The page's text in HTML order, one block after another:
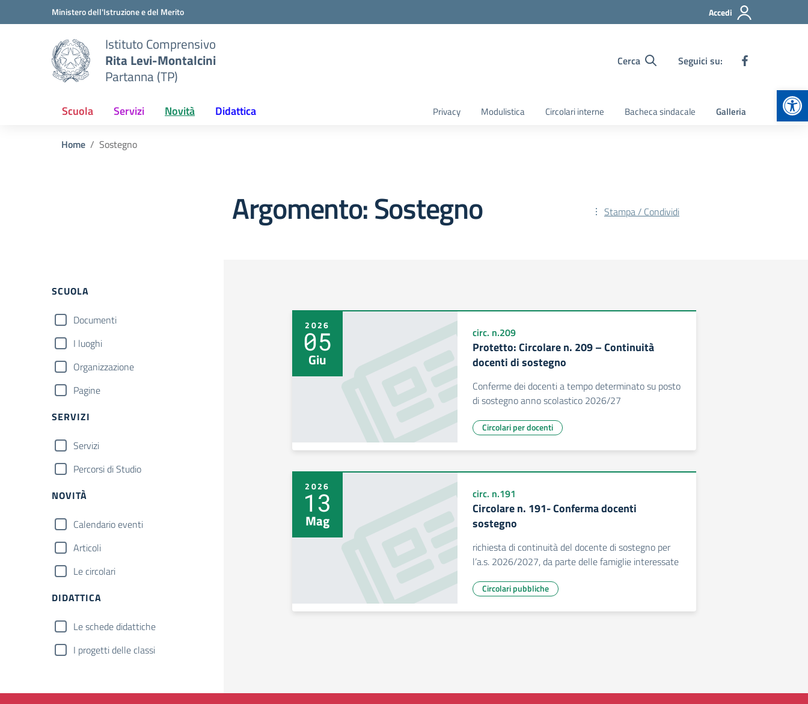
Vai ai contenuti
Vai al menu di navigazioneMinistero dell'Istruzione e del Merito Accedi
Istituto Comprensivo
Rita Levi-Montalcini
Partanna (TP)
Cerca Seguici su:
Scuola Servizi Novità Didattica Privacy Modulistica Circolari interne Bacheca sindacale Galleria
Home Sostegno
Argomento: Sostegno Stampa / Condividi
Filtri
SCUOLA
Documenti
I luoghi
Organizzazione
Pagine
SERVIZI
Servizi
Percorsi di Studio
NOVITÀ
Calendario eventi
Articoli
Le circolari
DIDATTICA
Le schede didattiche
I progetti delle classi
2026
05
Giu
circ. n.209
Protetto: Circolare n. 209 – Continuità
docenti di sostegno
Conferme dei docenti a tempo determinato su posto
di sostegno anno scolastico 2026/27
Circolari per docenti
2026
13
Mag
circ. n.191
Circolare n. 191- Conferma docenti
sostegno
richiesta di continuità del docente di sostegno per
l’a.s. 2026/2027, da parte delle famiglie interessate
Circolari pubbliche